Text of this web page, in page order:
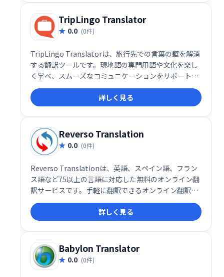
TripLingo Translator
0.0 (0件)
TripLingo Translatorは、旅行先での言葉の壁を解消
する翻訳ツールです。現地語の専門用語や文化を楽し
く学べ、スムーズなコミュニケーションをサポートし
ます。旅行をより豊かに、そして快適にするための頼
もしい味方です。
詳しく見る
Reverso Translation
0.0 (0件)
Reverso Translationは、英語、スペイン語、フラン
ス語など75以上の言語に対応した無料のオンライン翻
訳サービスです。手軽に翻訳できるオンライン翻訳ツ
ールで、素早く正確な翻訳を提供します。多言語対応
で、個人利用からビジネス利用まで幅広く活用できま
す。
詳しく見る
Babylon Translator
0.0 (0件)